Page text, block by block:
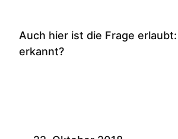
Auch hier ist die Frage
erkannt?